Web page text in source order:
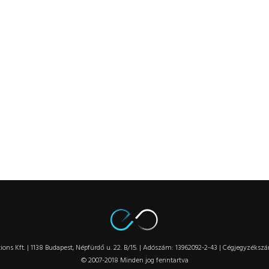
Kft. | 1138 Budapest, Népfürdő u. 22. B/15. | Adószám: 13962092-2-43 |
© 2007-2018 Minden jog fenntartva